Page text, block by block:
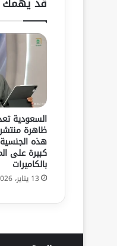
السعودية
ظاهرة
هذه
كبيرة على
بالكاميرات
13 يناير، 2026